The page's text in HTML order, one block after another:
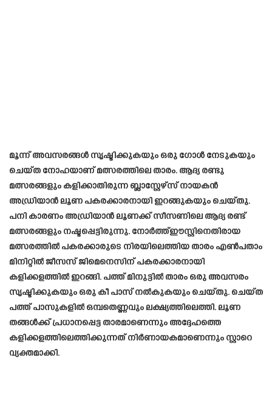
മൂന്ന് അവസരങ്ങൾ സൃഷ്ടിക്കുകയും ഒരു ഗോൾ നേടുകയും
ചെയ്ത നോഹയാണ് മത്സരത്തിലെ താരം. ആദ്യ രണ്ടു
മത്സരങ്ങളും കളിക്കാതിരുന്ന ബ്ലാസ്റ്റേഴ്‌സ് നായകൻ
അഡ്രിയാൻ ലൂണ പകരക്കാരനായി ഇറങ്ങുകയും ചെയ്തു.
പനി കാരണം അഡ്രിയാൻ ലൂണക്ക് സീസണിലെ ആദ്യ രണ്ട്
മത്സരങ്ങളും നഷ്ടപ്പെട്ടിരുന്നു. നോർത്ത്ഈസ്റ്റിനെതിരായ
മത്സരത്തിൽ പകരക്കാരുടെ നിരയിലെത്തിയ താരം എൺപതാം
മിനിറ്റിൽ ജീസസ് ജിമെനെസിന് പകരക്കാരനായി
കളിക്കളത്തിൽ ഇറങ്ങി. പത്ത് മിനുട്ടിൽ താരം ഒരു അവസരം
സൃഷ്ടിക്കുകയും ഒരു കീ പാസ് നൽകുകയും ചെയ്തു. ചെയ്ത
പത്ത് പാസുകളിൽ ഒമ്പതെണ്ണവും ലക്ഷ്യത്തിലെത്തി. ലൂണ
തങ്ങൾക്ക് പ്രധാനപ്പെട്ട താരമാണെന്നും അദ്ദേഹത്തെ
കളിക്കളത്തിലെത്തിക്കുന്നത് നിർണായകമാണെന്നും സ്റ്റാറെ
വ്യക്തമാക്കി.